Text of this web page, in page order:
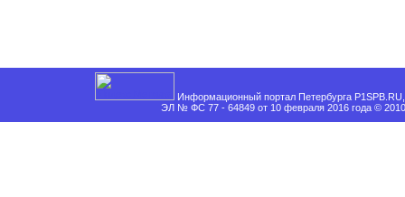
Информационный портал Петербурга
ЭЛ № ФС 77 - 64849 от 10 февраля 2016 года ©